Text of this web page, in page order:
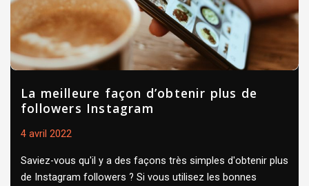
La meilleure façon d’obtenir plus de
followers Instagram
4 avril 2022
Saviez-vous qu'il y a des façons très simples d'obtenir plus
de Instagram followers ? Si vous utilisez les bonnes